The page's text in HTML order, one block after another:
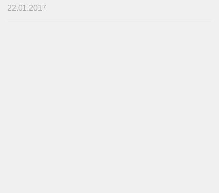
22.01.2017